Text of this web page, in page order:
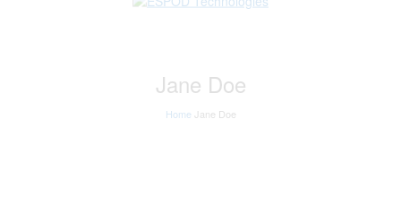
Jane Doe
Home Jane Doe